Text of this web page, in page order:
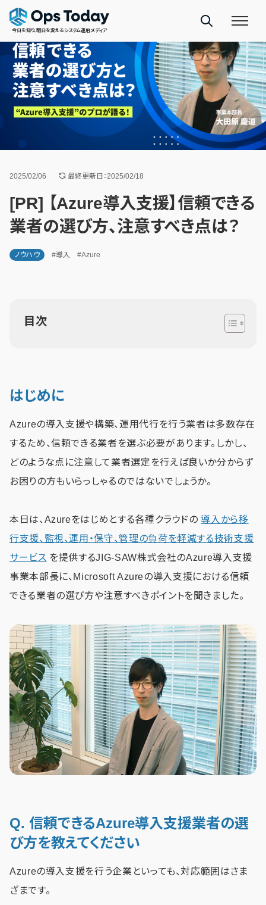
今日を知り、明日を変えるシステム運用メディア
2025/02/06 最終更新日：2025/02/18
[PR] 【Azure導入支援】信頼できる
業者の選び方、注意すべき点は？
ノウハウ #導入 #Azure
目次
はじめに
Azureの導入支援や構築、運用代行を行う業者は多数存在
するため、信頼できる業者を選ぶ必要があります。しかし、
どのような点に注意して業者選定を行えば良いか分からず
お困りの方もいらっしゃるのではないでしょうか。
本日は、Azureをはじめとする各種クラウドの導入から移
行支援、監視、運用・保守、管理の負荷を軽減する技術支援
サービス を提供するJIG-SAW株式会社のAzure導入支援
事業本部長に、Microsoft Azureの導入支援における信頼
できる業者の選び方や注意すべきポイントを聞きました。
Q. 信頼できるAzure導入支援業者の選
び方を教えてください
Azureの導入支援を行う企業といっても、対応範囲はさま
ざまです。